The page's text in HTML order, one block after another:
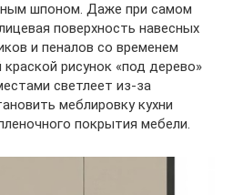
шпоном. Даже при самом
поверхность навесных
и пеналов со временем
рисунок «под дерево»
светлеет из-за
меблировку кухни
покрытия мебели.